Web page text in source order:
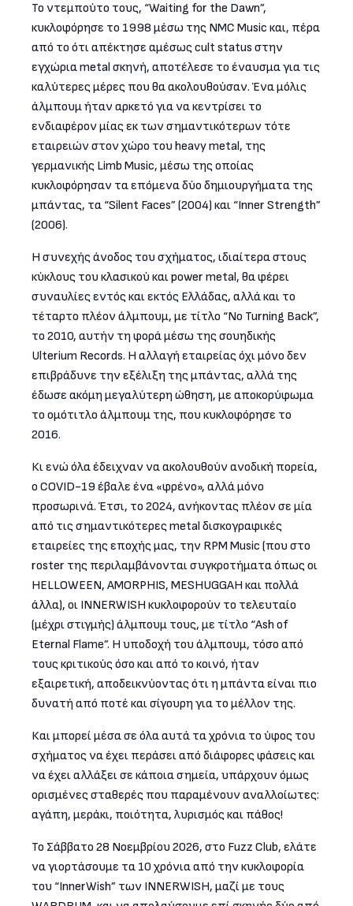
Το ντεμπούτο τους, “Waiting for the Dawn”,
κυκλοφόρησε το 1998 μέσω της NMC Music και, πέρα
από το ότι απέκτησε αμέσως cult status στην
εγχώρια metal σκηνή, αποτέλεσε το έναυσμα για τις
καλύτερες μέρες που θα ακολουθούσαν. Ένα μόλις
άλμπουμ ήταν αρκετό για να κεντρίσει το
ενδιαφέρον μίας εκ των σημαντικότερων τότε
εταιρειών στον χώρο του heavy metal, της
γερμανικής Limb Music, μέσω της οποίας
κυκλοφόρησαν τα επόμενα δύο δημιουργήματα της
μπάντας, τα “Silent Faces” (2004) και “Inner Strength”
(2006).
Η συνεχής άνοδος του σχήματος, ιδιαίτερα στους
κύκλους του κλασικού και power metal, θα φέρει
συναυλίες εντός και εκτός Ελλάδας, αλλά και το
τέταρτο πλέον άλμπουμ, με τίτλο “No Turning Back”,
το 2010, αυτήν τη φορά μέσω της σουηδικής
Ulterium Records. Η αλλαγή εταιρείας όχι μόνο δεν
επιβράδυνε την εξέλιξη της μπάντας, αλλά της
έδωσε ακόμη μεγαλύτερη ώθηση, με αποκορύφωμα
το ομότιτλο άλμπουμ της, που κυκλοφόρησε το
2016.
Κι ενώ όλα έδειχναν να ακολουθούν ανοδική πορεία,
ο COVID-19 έβαλε ένα «φρένο», αλλά μόνο
προσωρινά. Έτσι, το 2024, ανήκοντας πλέον σε μία
από τις σημαντικότερες metal δισκογραφικές
εταιρείες της εποχής μας, την RPM Music (που στο
roster της περιλαμβάνονται συγκροτήματα όπως οι
HELLOWEEN, AMORPHIS, MESHUGGAH και πολλά
άλλα), οι INNERWISH κυκλοφορούν το τελευταίο
(μέχρι στιγμής) άλμπουμ τους, με τίτλο “Ash of
Eternal Flame”. Η υποδοχή του άλμπουμ, τόσο από
τους κριτικούς όσο και από το κοινό, ήταν
εξαιρετική, αποδεικνύοντας ότι η μπάντα είναι πιο
δυνατή από ποτέ και σίγουρη για το μέλλον της.
Και μπορεί μέσα σε όλα αυτά τα χρόνια το ύφος του
σχήματος να έχει περάσει από διάφορες φάσεις και
να έχει αλλάξει σε κάποια σημεία, υπάρχουν όμως
ορισμένες σταθερές που παραμένουν αναλλοίωτες:
αγάπη, μεράκι, ποιότητα, λυρισμός και πάθος!
Το Σάββατο 28 Νοεμβρίου 2026, στο Fuzz Club, ελάτε
να γιορτάσουμε τα 10 χρόνια από την κυκλοφορία
του “InnerWish” των INNERWISH, μαζί με τους